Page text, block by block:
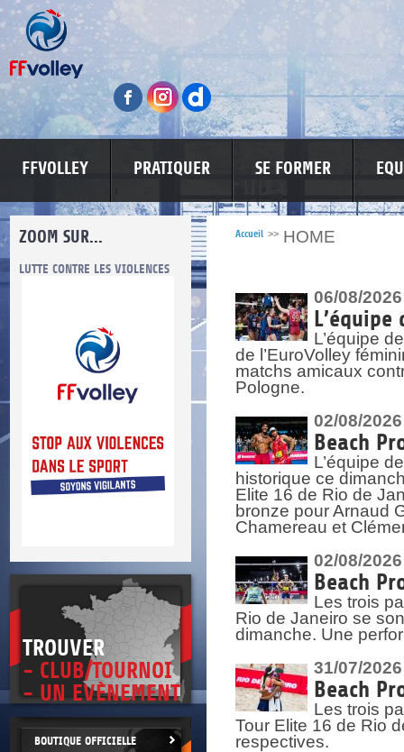
FFVOLLEY PRATIQUER SE FORMER
ZOOM SUR...
LUTTE CONTRE LES VIOLENCES MA PETITE SPONSO
>
TROUVER
- CLUB/TOURNOI
- UN EVÈNEMENT
BOUTIQUE OFFICIELLE
Accueil >> HOME
06/08/2026
L’équipe
L’équipe
de l’EuroVolley
matchs amicaux
Pologne.
02/08/2026
Beach
L’équipe
historique ce
Elite 16 de Rio de
bronze pour Arnaud
Chamereau et
02/08/2026
Beach
Les trois
Rio de Janeiro se
dimanche. Une
31/07/2026
Beach
Les trois
Tour Elite 16 de Rio
respectives.